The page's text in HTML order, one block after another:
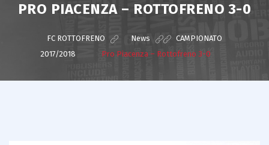
PRO PIACENZA – ROTTOFRENO 3-0
FC ROTTOFRENO News > CAMPIONATO
2017/2018
Pro Piacenza – Rottofreno 3-0